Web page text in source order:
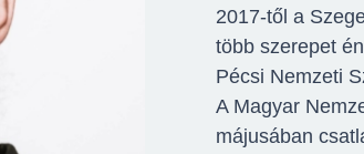
2017-től a
több szerepet
Pécsi Nemzeti
A Magyar
májusában